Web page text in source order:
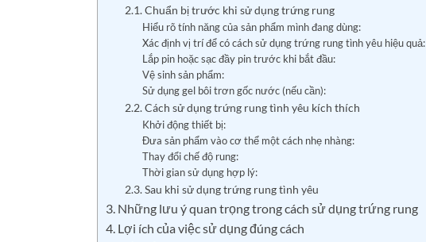
2.1. Chuẩn bị trước khi sử dụng trứng rung
Hiểu rõ tính năng của sản phẩm mình đang dùng:
Xác định vị trí để có cách sử dụng trứng rung tình yêu hiệu quả:
Lắp pin hoặc sạc đầy pin trước khi bắt đầu:
Vệ sinh sản phẩm:
Sử dụng gel bôi trơn gốc nước (nếu cần):
2.2. Cách sử dụng trứng rung tình yêu kích thích
Khởi động thiết bị:
Đưa sản phẩm vào cơ thể một cách nhẹ nhàng:
Thay đổi chế độ rung:
Thời gian sử dụng hợp lý:
2.3. Sau khi sử dụng trứng rung tình yêu
3. Những lưu ý quan trọng trong cách sử dụng trứng rung
4. Lợi ích của việc sử dụng đúng cách